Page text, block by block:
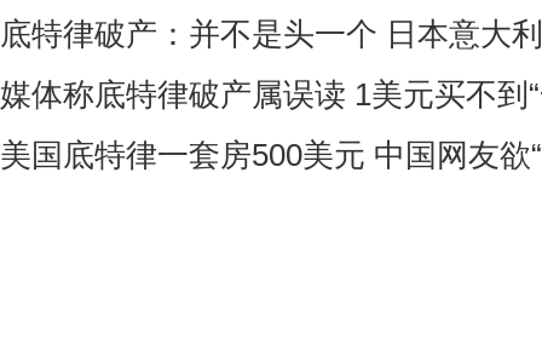
底特律破产：并不是头一个 日本意大
媒体称底特律破产属误读 1美元买不到
美国底特律一套房500美元 中国网友欲